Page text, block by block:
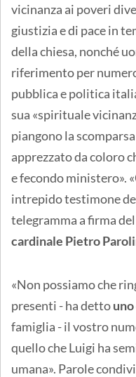
vicinanza ai poveri
giustizia e di pace in
della chiesa, nonché
riferimento per
pubblica e politica
sua «spirituale
piangono la
apprezzato da coloro
e fecondo ministero».
intrepido testimone
telegramma a firma
cardinale Pietro
«Non possiamo che
presenti - ha detto
famiglia - il vostro
quello che Luigi ha
umana». Parole